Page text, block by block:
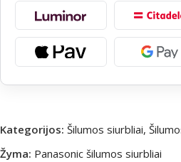
Kategorijos: Šilumos siurbliai,
Žyma: Panasonic šilumos siurbliai